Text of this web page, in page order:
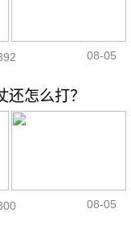
08-05
还怎么打？
08-05